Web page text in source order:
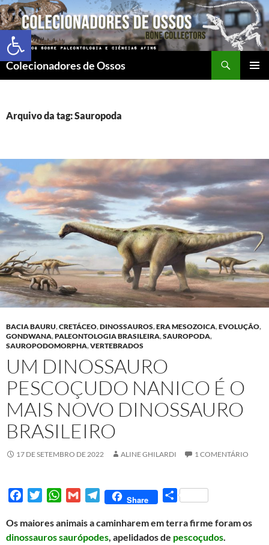
Abrir a barra de ferramentas
Colecionadores de Ossos
Arquivo da tag: Sauropoda
BACIA BAURU,CRETÁCEO,DINOSSAUROS,ERA MESOZOICA,EVOLUÇÃO,
GONDWANA,PALEONTOLOGIA BRASILEIRA,SAUROPODA,
SAUROPODOMORPHA,VERTEBRADOS
UM DINOSSAURO
PESCOÇUDO NANICO É O
MAIS NOVO DINOSSAURO
BRASILEIRO
17 DE SETEMBRO DE 2022 ALINE GHILARDI 1 COMENTÁRIO
c
e
i
t
W
a
t
G
a
i
T
l
e
Share
S
a
r
Os maiores animais a caminharem em terra firme foram os
dinossauros saurópodes, apelidados de pescoçudos.